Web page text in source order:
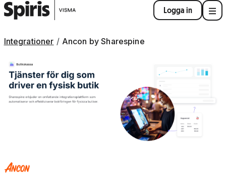
Logga in
Integrationer Ancon by Sharespine